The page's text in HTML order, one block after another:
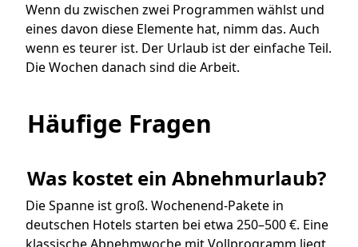
Wenn du zwischen zwei Programmen wählst und
eines davon diese Elemente hat, nimm das. Auch
wenn es teurer ist. Der Urlaub ist der einfache Teil.
Die Wochen danach sind die Arbeit.
Häufige Fragen
Was kostet ein Abnehmurlaub?
Die Spanne ist groß. Wochenend-Pakete in
deutschen Hotels starten bei etwa 250–500 €. Eine